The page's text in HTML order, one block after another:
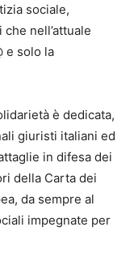
sociale,
nell’attuale
e solo la
è dedicata,
giuristi italiani ed
in difesa dei
della Carta dei
da sempre al
impegnate per